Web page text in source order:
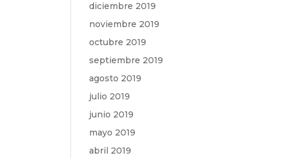
diciembre 2019
noviembre 2019
octubre 2019
septiembre 2019
agosto 2019
julio 2019
junio 2019
mayo 2019
abril 2019